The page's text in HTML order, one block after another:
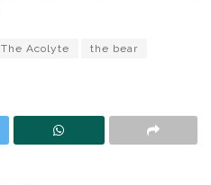
The Acolyte the bear